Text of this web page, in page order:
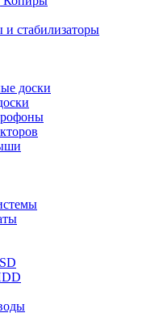
стабилизаторы
доски